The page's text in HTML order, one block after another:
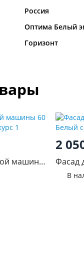
Россия
Оптима Белый
Горизонт
машины
2
Фасад
Ева
В